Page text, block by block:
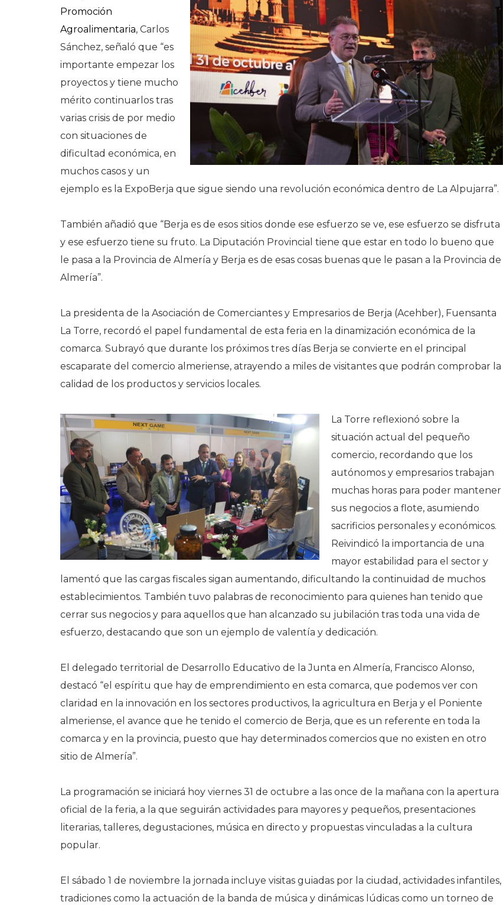
Promoción
Agroalimentaria, Carlos
Sánchez, señaló que “es
importante empezar los
proyectos y tiene mucho
mérito continuarlos tras
varias crisis de por medio
con situaciones de
dificultad económica, en
muchos casos y un
ejemplo es la ExpoBerja que sigue siendo una revolución económica dentro de La Alpujarra”.
También añadió que “Berja es de esos sitios donde ese esfuerzo se ve, ese esfuerzo se disfruta
y ese esfuerzo tiene su fruto. La Diputación Provincial tiene que estar en todo lo bueno que
le pasa a la Provincia de Almería y Berja es de esas cosas buenas que le pasan a la Provincia de
Almería”.
La presidenta de la Asociación de Comerciantes y Empresarios de Berja (Acehber), Fuensanta
La Torre, recordó el papel fundamental de esta feria en la dinamización económica de la
comarca. Subrayó que durante los próximos tres días Berja se convierte en el principal
escaparate del comercio almeriense, atrayendo a miles de visitantes que podrán comprobar la
calidad de los productos y servicios locales.
La Torre reflexionó sobre la
situación actual del pequeño
comercio, recordando que los
autónomos y empresarios trabajan
muchas horas para poder mantener
sus negocios a flote, asumiendo
sacrificios personales y económicos.
Reivindicó la importancia de una
mayor estabilidad para el sector y
lamentó que las cargas fiscales sigan aumentando, dificultando la continuidad de muchos
establecimientos. También tuvo palabras de reconocimiento para quienes han tenido que
cerrar sus negocios y para aquellos que han alcanzado su jubilación tras toda una vida de
esfuerzo, destacando que son un ejemplo de valentía y dedicación.
El delegado territorial de Desarrollo Educativo de la Junta en Almería, Francisco Alonso,
destacó “el espíritu que hay de emprendimiento en esta comarca, que podemos ver con
claridad en la innovación en los sectores productivos, la agricultura en Berja y el Poniente
almeriense, el avance que he tenido el comercio de Berja, que es un referente en toda la
comarca y en la provincia, puesto que hay determinados comercios que no existen en otro
sitio de Almería”.
La programación se iniciará hoy viernes 31 de octubre a las once de la mañana con la apertura
oficial de la feria, a la que seguirán actividades para mayores y pequeños, presentaciones
literarias, talleres, degustaciones, música en directo y propuestas vinculadas a la cultura
popular.
El sábado 1 de noviembre la jornada incluye visitas guiadas por la ciudad, actividades infantiles,
tradiciones como la actuación de la banda de música y dinámicas lúdicas como un torneo de